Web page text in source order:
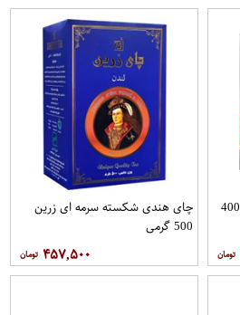
چای سیاه زعفران و هل دو غزال 400
چای هندی شکسته سرمه ای زرین
500 گرمی
۴۵۷,۵۰۰